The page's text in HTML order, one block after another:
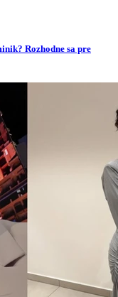
Rozhodne sa pre